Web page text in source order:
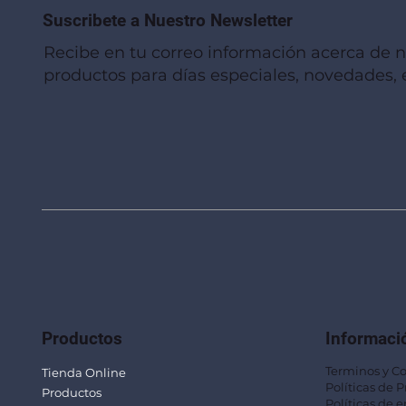
Suscribete a Nuestro Newsletter
Recibe en tu correo información acerca de
productos para días especiales, novedades,
Productos
Tienda Online
Productos
Terminos y
Políticas de